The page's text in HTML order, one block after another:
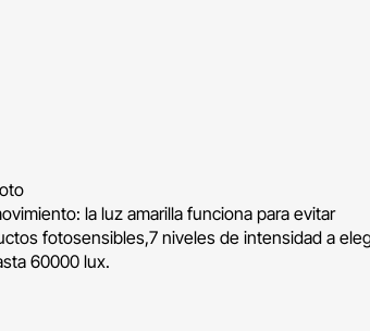
la luz amarilla funciona para evitar
fotosensibles,7 niveles de intensidad a
60000 lux.